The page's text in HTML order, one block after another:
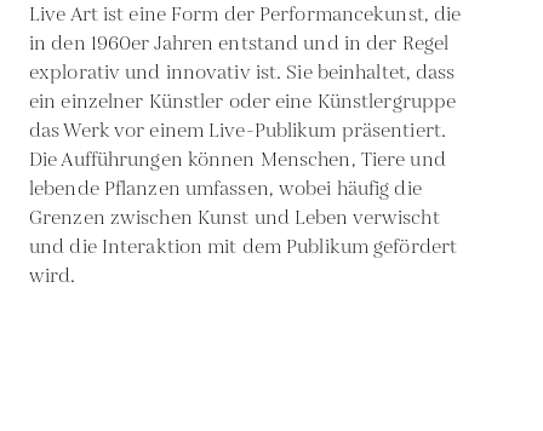
Live Art ist eine Form der Performancekunst, die
in den 1960er Jahren entstand und in der Regel
explorativ und innovativ ist. Sie beinhaltet, dass
ein einzelner Künstler oder eine Künstlergruppe
das Werk vor einem Live-Publikum präsentiert.
Die Aufführungen können Menschen, Tiere und
lebende Pflanzen umfassen, wobei häufig die
Grenzen zwischen Kunst und Leben verwischt
und die Interaktion mit dem Publikum gefördert
wird.